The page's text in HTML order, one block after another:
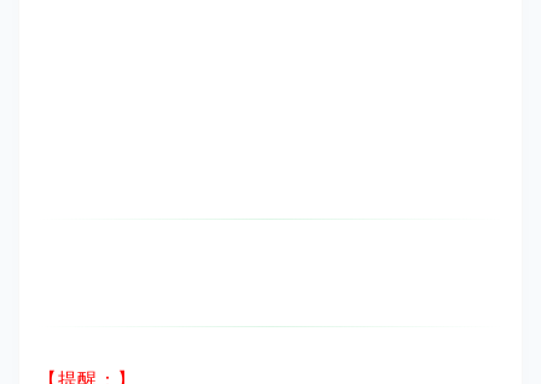
【提醒：】